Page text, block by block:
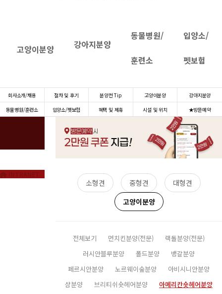
고양이분양 강아지분양
동물병원/
훈련소
입양소/
펫보험
회사소개/채용 절차 및 후기 분양전 Tip 고양이분양
강아지분양
동물병원/훈련소
입양소/펫보험 혜택 및 제휴 시설 및 위치 ★방문예약
소형견 중형견
대형견
고양이분양
전체보기 먼치킨분양(전문)
랙돌분양(전문)
러시안블루분양
폴드분양
뱅갈분양
페르시안분양
노르웨이숲분양
아비시니안분양
샴분양
브리티쉬숏헤어분양
아메리칸숏헤어분양
아메리칸숏헤어분양
INTRANET